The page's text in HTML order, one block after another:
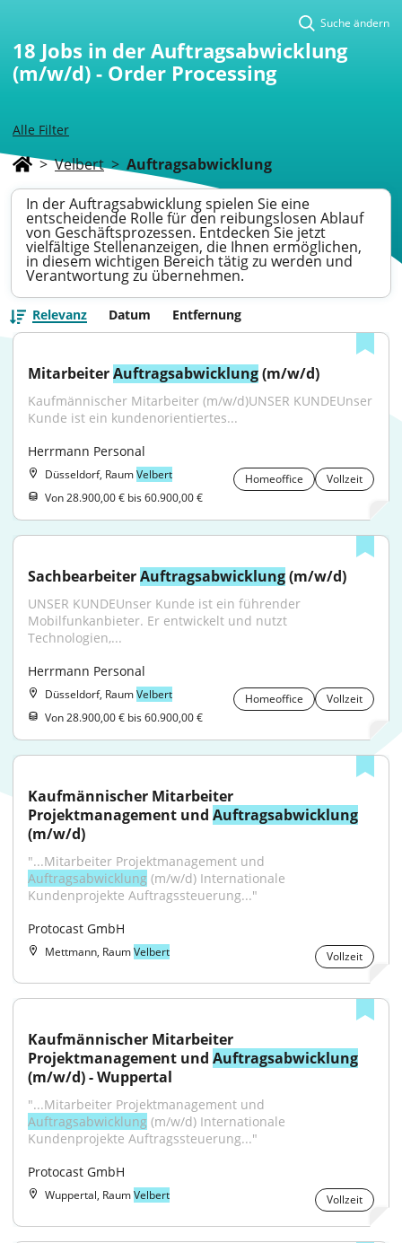
Alle Filter
Suche ändern
18 Jobs in der Auftragsabwicklung
(m/w/d) - Order Processing
> Velbert > Auftragsabwicklung
In der Auftragsabwicklung spielen Sie eine
entscheidende Rolle für den reibungslosen Ablauf
von Geschäftsprozessen. Entdecken Sie jetzt
vielfältige Stellenanzeigen, die Ihnen ermöglichen,
in diesem wichtigen Bereich tätig zu werden und
Verantwortung zu übernehmen.
Relevanz Datum Entfernung
Mitarbeiter Auftragsabwicklung (m/w/d)
Kaufmännischer Mitarbeiter (m/w/d)UNSER KUNDEUnser
Kunde ist ein kundenorientiertes...
Herrmann Personal
Düsseldorf, RaumVelbert Homeoffice
Vollzeit
Von 28.900,00 € bis 60.900,00 €
Sachbearbeiter Auftragsabwicklung (m/w/d)
UNSER KUNDEUnser Kunde ist ein führender
Mobilfunkanbieter. Er entwickelt und nutzt
Technologien,...
Herrmann Personal
Düsseldorf, RaumVelbert Homeoffice
Vollzeit
Von 28.900,00 € bis 60.900,00 €
Kaufmännischer Mitarbeiter
Projektmanagement und Auftragsabwicklung
(m/w/d)
Auftragsabwicklung (m/w/d) Internationale
Kundenprojekte Auftragssteuerung..."
Protocast GmbH
Mettmann, RaumVelbert Vollzeit
Kaufmännischer Mitarbeiter
Projektmanagement und Auftragsabwicklung
(m/w/d) - Wuppertal
Auftragsabwicklung (m/w/d) Internationale
Kundenprojekte Auftragssteuerung..."
Protocast GmbH
Wuppertal, RaumVelbert Vollzeit